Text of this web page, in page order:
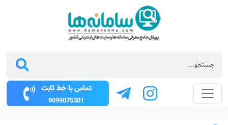
تماس با خط ثابت
9099075301